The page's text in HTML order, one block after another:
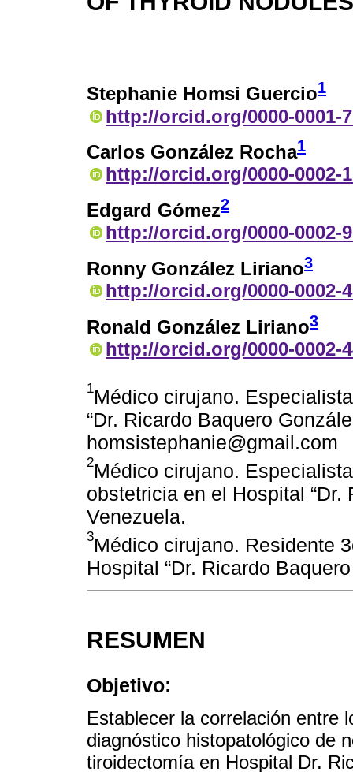
Stephanie Homsi Guercio1
http://orcid.org/0000-0001-
Carlos González Rocha1
http://orcid.org/0000-0002-
Edgard Gómez2
http://orcid.org/0000-0002-
Ronny González Liriano3
http://orcid.org/0000-0002-
Ronald González Liriano3
http://orcid.org/0000-0002-
1Médico cirujano.
“Dr. Ricardo Baquero
homsistephanie@gmail.com
2Médico cirujano.
obstetricia en el Hospital “Dr.
Venezuela.
3Médico cirujano. Residente
Hospital “Dr. Ricardo
RESUMEN
Objetivo:
Establecer la correlación entre
diagnóstico histopatológico de
tiroidectomía en Hospital Dr.